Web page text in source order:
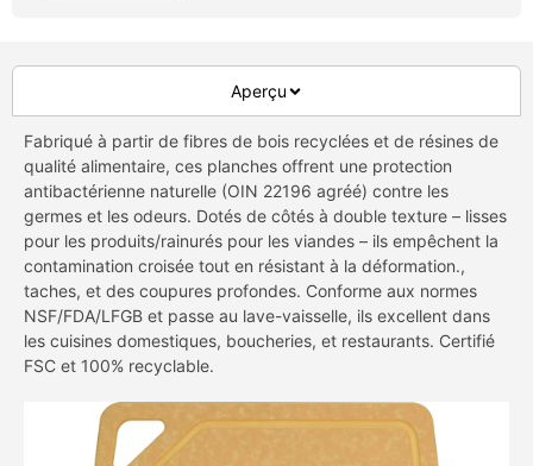
Aperçu
Fabriqué à partir de fibres de bois recyclées et de résines de
qualité alimentaire, ces planches offrent une protection
antibactérienne naturelle (OIN 22196 agréé) contre les
germes et les odeurs. Dotés de côtés à double texture – lisses
pour les produits/rainurés pour les viandes – ils empêchent la
contamination croisée tout en résistant à la déformation.,
taches, et des coupures profondes. Conforme aux normes
NSF/FDA/LFGB et passe au lave-vaisselle, ils excellent dans
les cuisines domestiques, boucheries, et restaurants. Certifié
FSC et 100% recyclable.